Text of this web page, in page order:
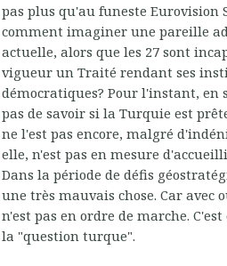
pas plus qu'au funeste Eurovision
comment imaginer une pareille
actuelle, alors que les 27 sont
vigueur un Traité rendant ses
démocratiques? Pour l'instant, en
pas de savoir si la Turquie est
ne l'est pas encore, malgré
elle, n'est pas en mesure
Dans la période de défis
une très mauvais chose. Car avec
n'est pas en ordre de marche.
la "question turque".